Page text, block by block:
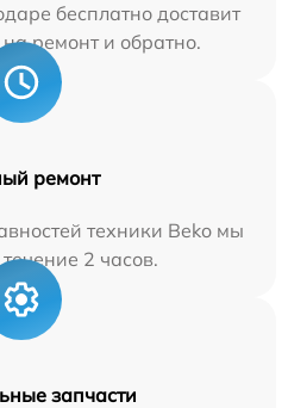
бесплатно доставит
ремонт и обратно.
ремонт
техники Beko мы
2 часов.
запчасти